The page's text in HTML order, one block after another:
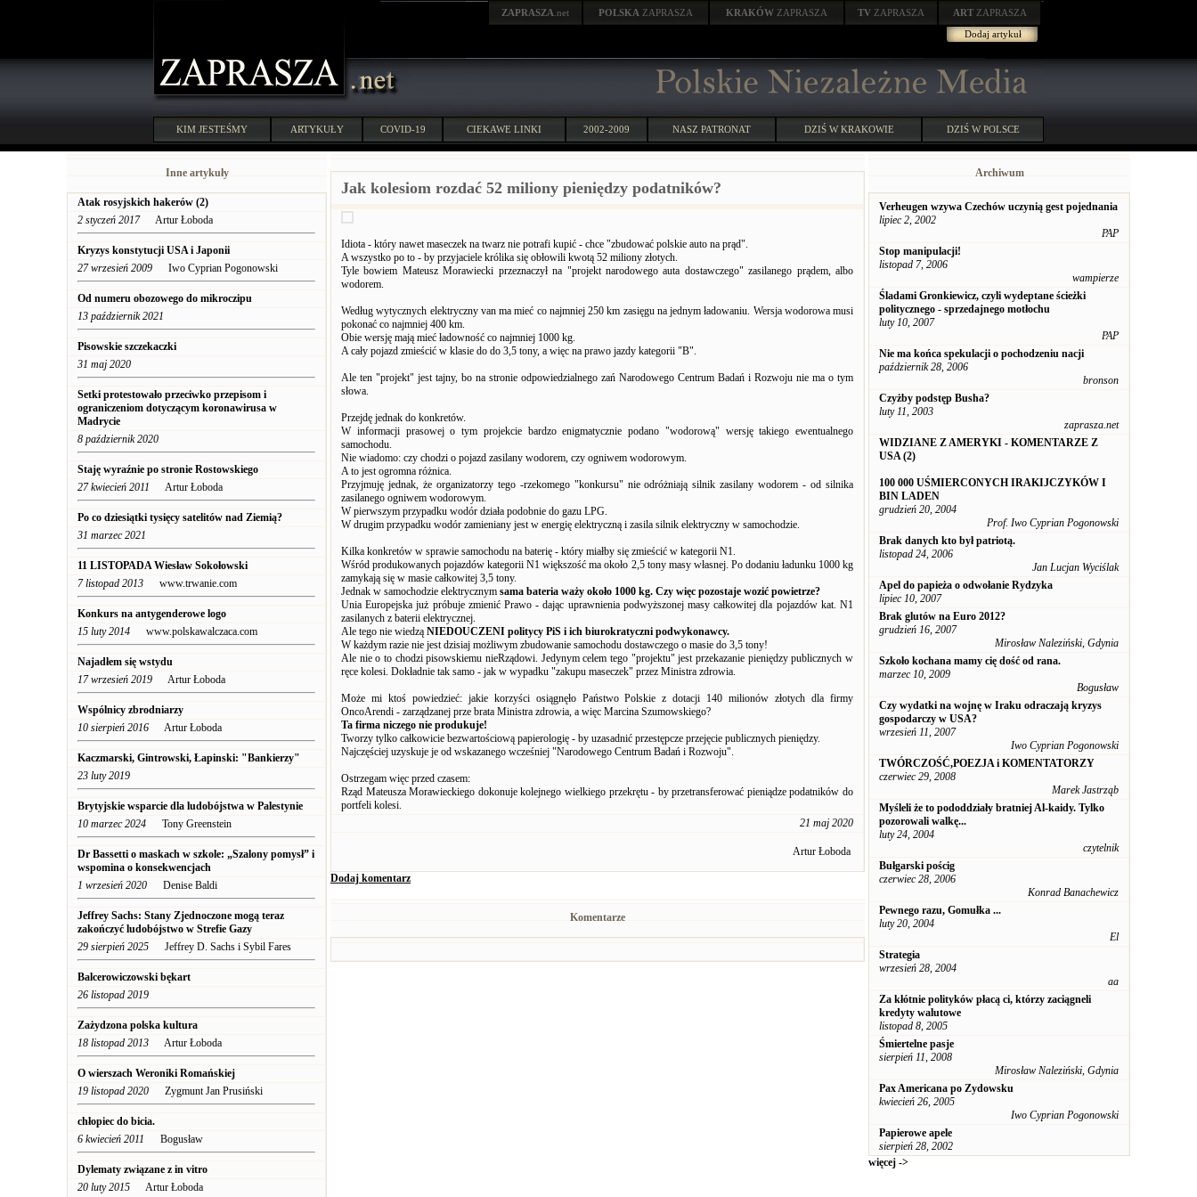
ZAPRASZA .net POLSKA ZAPRASZA KRAKÓW ZAPRASZA TV ZAPRASZA ART ZAPRASZA
Dodaj artykuł
KIM JESTEŚMY ARTYKUŁY COVID-19 CIEKAWE LINKI 2002-2009 NASZ PATRONAT DZIŚ W KRAKOWIE DZIŚ W POLSCE
Inne artykuły
Atak rosyjskich hakerów (2)
2 styczeń 2017Artur Łoboda
Kryzys konstytucji USA i Japonii
27 wrzesień 2009 Iwo Cyprian Pogonowski
Od numeru obozowego do mikroczipu
13 październik 2021
Pisowskie szczekaczki
31 maj 2020
Setki protestowało przeciwko przepisom i
ograniczeniom dotyczącym koronawirusa w
Madrycie
8 październik 2020
Staję wyraźnie po stronie Rostowskiego
27 kwiecień 2011 Artur Łoboda
Po co dziesiątki tysięcy satelitów nad Ziemią?
31 marzec 2021
11 LISTOPADA Wiesław Sokołowski
7 listopad 2013 www.trwanie.com
Konkurs na antygenderowe logo
15 luty 2014 www.polskawalczaca.com
Najadłem się wstydu
17 wrzesień 2019 Artur Łoboda
Wspólnicy zbrodniarzy
10 sierpień 2016 Artur Łoboda
Kaczmarski, Gintrowski, Łapinski: "Bankierzy"
23 luty 2019
Brytyjskie wsparcie dla ludobójstwa w Palestynie
10 marzec 2024 Tony Greenstein
Dr Bassetti o maskach w szkole: „Szalony pomysł” i
wspomina o konsekwencjach
1 wrzesień 2020 Denise Baldi
Jeffrey Sachs: Stany Zjednoczone mogą teraz
zakończyć ludobójstwo w Strefie Gazy
29 sierpień 2025 Jeffrey D. Sachs i Sybil Fares
Balcerowiczowski bękart
26 listopad 2019
Zażydzona polska kultura
18 listopad 2013 Artur Łoboda
O wierszach Weroniki Romańskiej
19 listopad 2020 Zygmunt Jan Prusiński
chłopiec do bicia.
6 kwiecień 2011 Bogusław
Dylematy związane z in vitro
20 luty 2015 Artur Łoboda
Jak kolesiom rozdać 52 miliony pieniędzy podatników?
Idiota - który nawet maseczek na twarz nie potrafi kupić - chce "zbudować polskie auto na prąd".
A wszystko po to - by przyjaciele królika się obłowili kwotą 52 miliony złotych.
Tyle bowiem Mateusz Morawiecki przeznaczył na "projekt narodowego auta dostawczego" zasilanego prądem, albo
wodorem.
Według wytycznych elektryczny van ma mieć co najmniej 250 km zasięgu na jednym ładowaniu. Wersja wodorowa musi
pokonać co najmniej 400 km.
Obie wersję mają mieć ładowność co najmniej 1000 kg.
A cały pojazd zmieścić w klasie do do 3,5 tony, a więc na prawo jazdy kategorii "B".
Ale ten "projekt" jest tajny, bo na stronie odpowiedzialnego zań Narodowego Centrum Badań i Rozwoju nie ma o tym
słowa.
Przejdę jednak do konkretów.
W informacji prasowej o tym projekcie bardzo enigmatycznie podano "wodorową" wersję takiego ewentualnego
samochodu.
Nie wiadomo: czy chodzi o pojazd zasilany wodorem, czy ogniwem wodorowym.
A to jest ogromna różnica.
Przyjmuję jednak, że organizatorzy tego -rzekomego "konkursu" nie odróżniają silnik zasilany wodorem - od silnika
zasilanego ogniwem wodorowym.
W pierwszym przypadku wodór działa podobnie do gazu LPG.
W drugim przypadku wodór zamieniany jest w energię elektryczną i zasila silnik elektryczny w samochodzie.
Kilka konkretów w sprawie samochodu na baterię - który miałby się zmieścić w kategorii N1.
Wśród produkowanych pojazdów kategorii N1 większość ma około 2,5 tony masy własnej. Po dodaniu ładunku 1000 kg
zamykają się w masie całkowitej 3,5 tony.
Jednak w samochodzie elektrycznym sama bateria waży około 1000 kg. Czy więc pozostaje wozić powietrze?
Unia Europejska już próbuje zmienić Prawo - dając uprawnienia podwyższonej masy całkowitej dla pojazdów kat. N1
zasilanych z baterii elektrycznej.
Ale tego nie wiedzą NIEDOUCZENI politycy PiS i ich biurokratyczni podwykonawcy.
W każdym razie nie jest dzisiaj możliwym zbudowanie samochodu dostawczego o masie do 3,5 tony!
Ale nie o to chodzi pisowskiemu nieRządowi. Jedynym celem tego "projektu" jest przekazanie pieniędzy publicznych w
ręce kolesi. Dokładnie tak samo - jak w wypadku "zakupu maseczek" przez Ministra zdrowia.
Może mi ktoś powiedzieć: jakie korzyści osiągnęło Państwo Polskie z dotacji 140 milionów złotych dla firmy
OncoArendi - zarządzanej prze brata Ministra zdrowia, a więc Marcina Szumowskiego?
Ta firma niczego nie produkuje!
Tworzy tylko całkowicie bezwartościową papierologię - by uzasadnić przestępcze przejęcie publicznych pieniędzy.
Najczęściej uzyskuje je od wskazanego wcześniej "Narodowego Centrum Badań i Rozwoju".
Ostrzegam więc przed czasem:
Rząd Mateusza Morawieckiego dokonuje kolejnego wielkiego przekrętu - by przetransferować pieniądze podatników do
portfeli kolesi.
21 maj 2020
Artur Łoboda
Dodaj komentarz
Komentarze
Archiwum
Verheugen wzywa Czechów uczynią gest pojednania
lipiec 2, 2002
PAP
Stop manipulacji!
listopad 7, 2006
wampierze
Śladami Gronkiewicz, czyli wydeptane ścieżki
politycznego - sprzedajnego motłochu
luty 10, 2007
PAP
Nie ma końca spekulacji o pochodzeniu nacji
październik 28, 2006
bronson
Czyżby podstęp Busha?
luty 11, 2003
zaprasza.net
WIDZIANE Z AMERYKI - KOMENTARZE Z
USA (2)
100 000 UŚMIERCONYCH IRAKIJCZYKÓW I
BIN LADEN
grudzień 20, 2004
Prof. Iwo Cyprian Pogonowski
Brak danych kto był patriotą.
listopad 24, 2006
Jan Lucjan Wyciślak
Apel do papieża o odwołanie Rydzyka
lipiec 10, 2007
Brak glutów na Euro 2012?
grudzień 16, 2007
Mirosław Naleziński, Gdynia
Szkoło kochana mamy cię dość od rana.
marzec 10, 2009
Bogusław
Czy wydatki na wojnę w Iraku odraczają kryzys
gospodarczy w USA?
wrzesień 11, 2007
Iwo Cyprian Pogonowski
TWÓRCZOŚĆ,POEZJA i KOMENTATORZY
czerwiec 29, 2008
Marek Jastrząb
Myśleli że to pododdziały bratniej Al-kaidy. Tylko
pozorowali walkę...
luty 24, 2004
czytelnik
Bułgarski pościg
czerwiec 28, 2006
Konrad Banachewicz
Pewnego razu, Gomułka ...
luty 20, 2004
El
Strategia
wrzesień 28, 2004
aa
Za kłótnie polityków płacą ci, którzy zaciągneli
kredyty walutowe
listopad 8, 2005
Śmiertelne pasje
sierpień 11, 2008
Mirosław Naleziński, Gdynia
Pax Americana po Zydowsku
kwiecień 26, 2005
Iwo Cyprian Pogonowski
Papierowe apele
sierpień 28, 2002
więcej ->